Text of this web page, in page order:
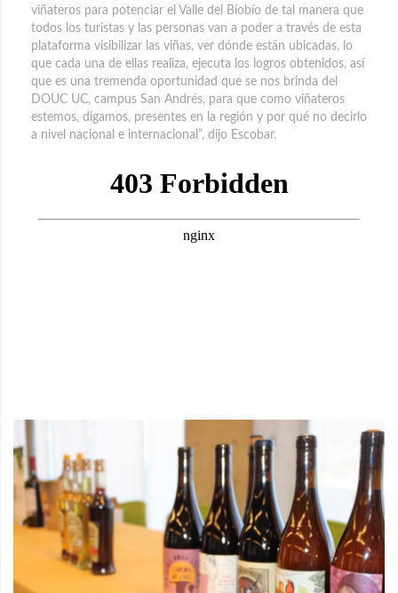
viñateros para potenciar el Valle del Bíobío de tal manera que
todos los turistas y las personas van a poder a través de esta
plataforma visibilizar las viñas, ver dónde están ubicadas, lo
que cada una de ellas realiza, ejecuta los logros obtenidos, así
que es una tremenda oportunidad que se nos brinda del
DOUC UC, campus San Andrés, para que como viñateros
estemos, digamos, presentes en la región y por qué no decirlo
a nivel nacional e internacional”, dijo Escobar.